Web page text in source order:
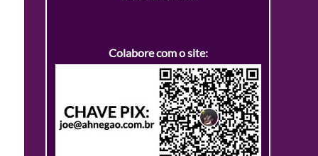
Colabore com o site: